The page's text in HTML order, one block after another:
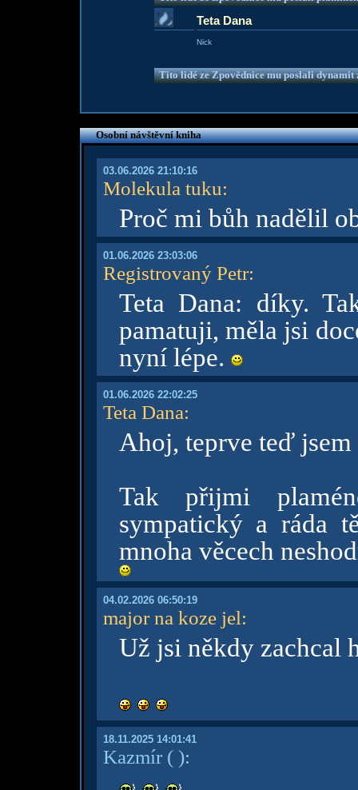
Teta Dana
Nick
Tito lidé ze Zpovědnice mu poslali dynamit
Osobní návštěvní kniha
03.06.2026 21:10:16
Molekula tuku:
Proč mi bůh nadělil
01.06.2026 23:03:06
Registrovaný Petr:
Teta Dana: díky.
pamatuji, měla jsi
nyní lépe.
01.06.2026 22:02:25
Teta Dana:
Ahoj, teprve teď
Tak přijmi
sympatický a ráda
mnoha věcech
04.02.2026 06:50:19
major na koze jel:
Už jsi někdy zachcal
18.11.2025 14:01:41
Kazmír( ):